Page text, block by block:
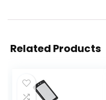
Related Products